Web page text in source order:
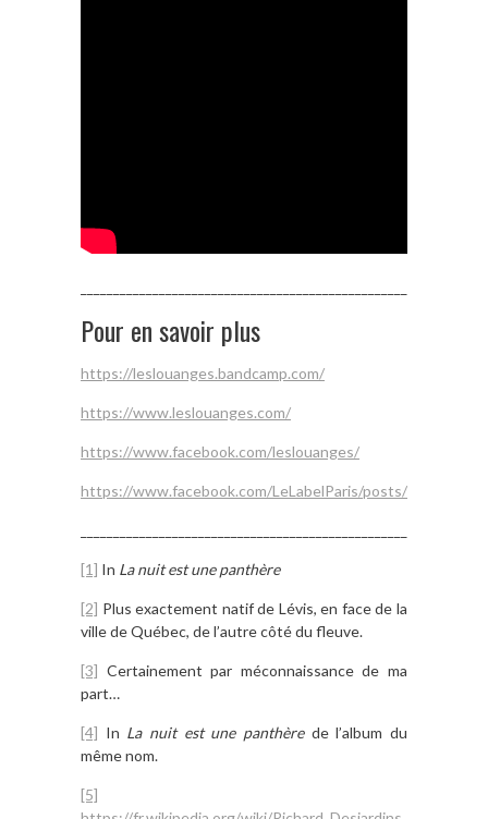
Pour en savoir plus
https://leslouanges.bandcamp.com/
https://www.leslouanges.com/
https://www.facebook.com/leslouanges/
https://www.facebook.com/LeLabelParis/posts/
[1] In La nuit est une panthère
[2] Plus exactement natif de Lévis, en face de la
ville de Québec, de l’autre côté du fleuve.
[3] Certainement par méconnaissance de ma
part…
[4] In La nuit est une panthèrede l’album du
même nom.
[5]